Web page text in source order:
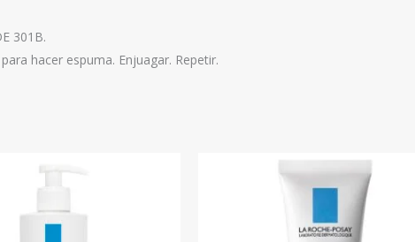
301B.
hacer espuma. Enjuagar. Repetir.